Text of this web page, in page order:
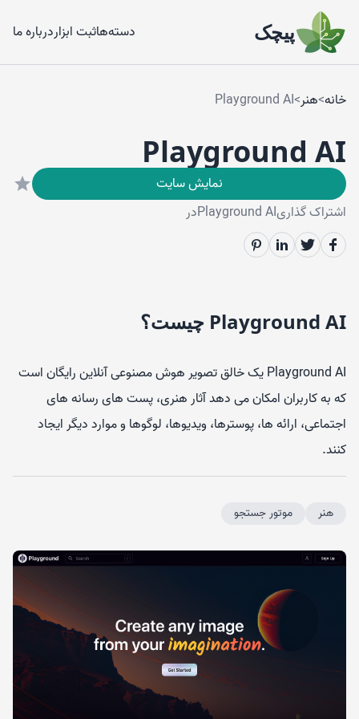
پیچک دسته‌هاثبت ابزاردرباره ما
خانه>هنر>
Playground AI
Playground AI
نمایش سایت
اشتراک گذاریPlayground AIدر
Playground AI چیست؟
Playground AI یک خالق تصویر هوش مصنوعی آنلاین رایگان است
که به کاربران امکان می دهد آثار هنری، پست های رسانه های
اجتماعی، ارائه ها، پوسترها، ویدیوها، لوگوها و موارد دیگر ایجاد
کنند.
هنر موتور جستجو